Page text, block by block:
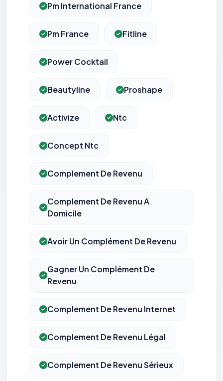
Pm International France
Pm France Fitline
Power Cocktail
Beautyline Proshape
Activize Ntc
Concept Ntc
Complement De Revenu
Complement De Revenu A
Domicile
Avoir Un Complément De Revenu
Gagner Un Complément De
Revenu
Complement De Revenu Internet
Complement De Revenu Légal
Complement De Revenu Sérieux